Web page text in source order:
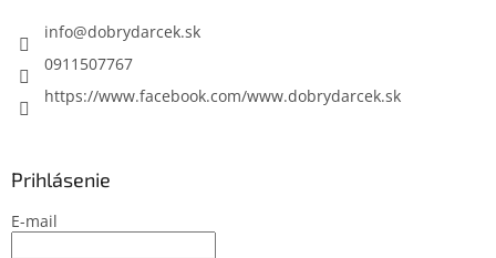
info@dobrydarcek.sk
0911507767
https://www.facebook.com/www.dobrydarcek.sk
Prihlásenie
E-mail